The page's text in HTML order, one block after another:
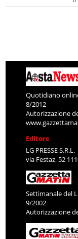
Quotidiano
8/2012
Autorizzazione
Editore
LG PRESSE S.R.L.
via Festaz, 52
Settimanale del
9/2002
Autorizzazione